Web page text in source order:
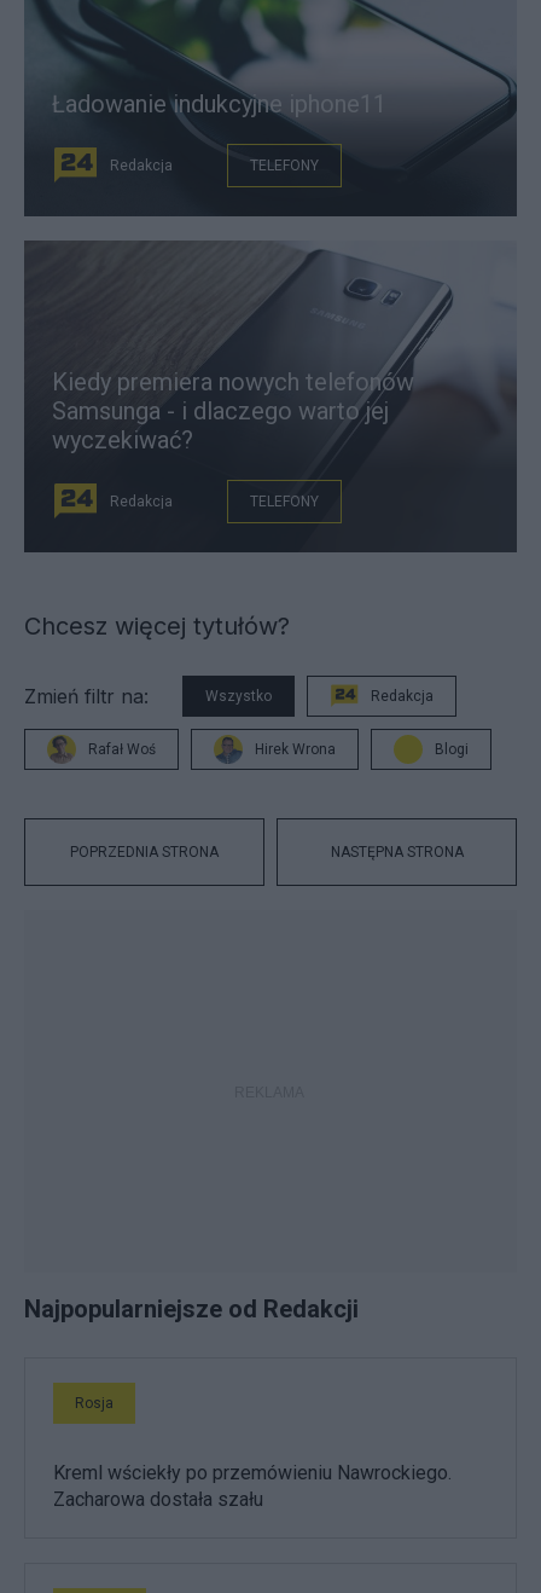
Ładowanie indukcyjne iphone11
Redakcja TELEFONY
Kiedy premiera nowych telefonów
Samsunga - i dlaczego warto jej
wyczekiwać?
Redakcja TELEFONY
Chcesz więcej tytułów?
Zmień filtr na: Wszystko Redakcja
Rafał Woś Hirek Wrona Blogi
POPRZEDNIA STRONA NASTĘPNA STRONA
Najpopularniejsze od Redakcji
Rosja
Kreml wściekły po przemówieniu Nawrockiego.
Zacharowa dostała szału